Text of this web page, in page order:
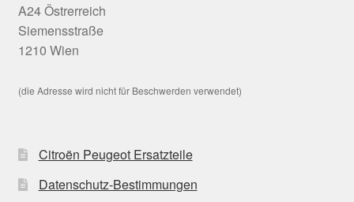
A24 Östrerreich
Siemensstraße
1210 Wien
(die Adresse wird nicht für Beschwerden verwendet)
Citroën Peugeot Ersatzteile
Datenschutz-Bestimmungen